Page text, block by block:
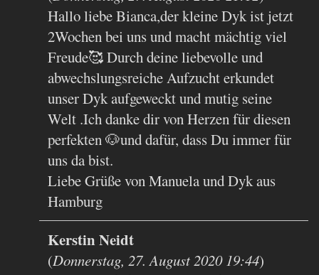
Hallo liebe Bianca,der kleine Dyk ist jetzt
2Wochen bei uns und macht mächtig viel
Freude🥰 Durch deine liebevolle und
abwechslungsreiche Aufzucht erkundet
unser Dyk aufgeweckt und mutig seine
Welt .Ich danke dir von Herzen für diesen
perfekten 🐶und dafür, dass Du immer für
uns da bist.
Liebe Grüße von Manuela und Dyk aus
Hamburg
Kerstin Neidt
(Donnerstag, 27. August 2020 19:44)